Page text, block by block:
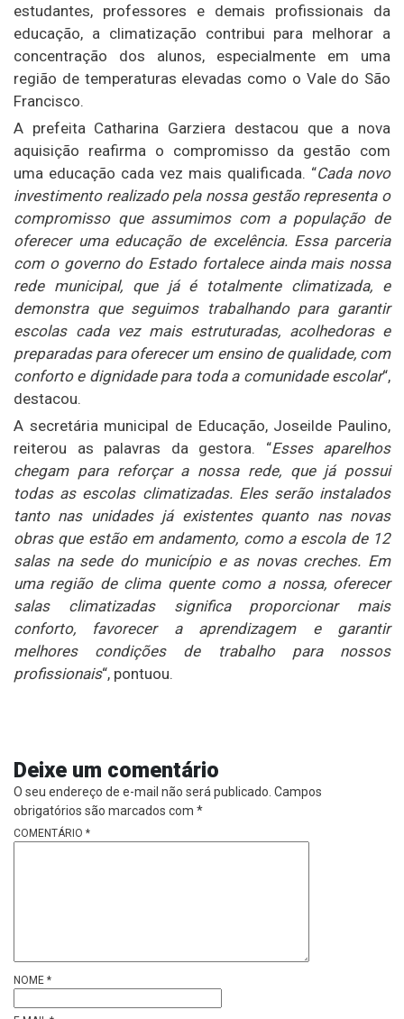
estudantes, professores e demais profissionais da
educação, a climatização contribui para melhorar a
concentração dos alunos, especialmente em uma
região de temperaturas elevadas como o Vale do São
Francisco.
A prefeita Catharina Garziera destacou que a nova
aquisição reafirma o compromisso da gestão com
uma educação cada vez mais qualificada. “Cada novo
investimento realizado pela nossa gestão representa o
compromisso que assumimos com a população de
oferecer uma educação de excelência. Essa parceria
com o governo do Estado fortalece ainda mais nossa
rede municipal, que já é totalmente climatizada, e
demonstra que seguimos trabalhando para garantir
escolas cada vez mais estruturadas, acolhedoras e
preparadas para oferecer um ensino de qualidade, com
conforto e dignidade para toda a comunidade escolar“,
destacou.
A secretária municipal de Educação, Joseilde Paulino,
reiterou as palavras da gestora. “Esses aparelhos
chegam para reforçar a nossa rede, que já possui
todas as escolas climatizadas. Eles serão instalados
tanto nas unidades já existentes quanto nas novas
obras que estão em andamento, como a escola de 12
salas na sede do município e as novas creches. Em
uma região de clima quente como a nossa, oferecer
salas climatizadas significa proporcionar mais
conforto, favorecer a aprendizagem e garantir
melhores condições de trabalho para nossos
profissionais“, pontuou.
Deixe um comentário
O seu endereço de e-mail não será publicado. Campos
obrigatórios são marcados com *
COMENTÁRIO *
NOME *